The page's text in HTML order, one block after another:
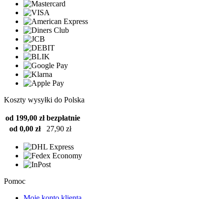
Koszty wysyłki do Polska
od 199,00 zł bezpłatnie
od 0,00 zł
27,90 zł
Pomoc